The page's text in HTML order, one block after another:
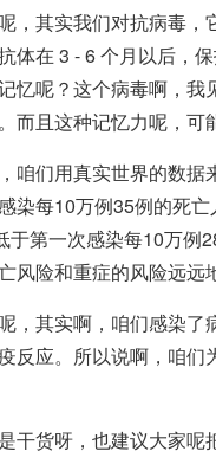
，其实我们对抗病毒，
体在 3 - 6 个月以后，
忆呢？这个病毒啊，
而且这种记忆力呢，可
咱们用真实世界的数
染每10万例35例的死
于第一次感染每10万例
风险和重症的风险远远
，其实啊，咱们感染
反应。所以说啊，咱
干货呀，也建议大家